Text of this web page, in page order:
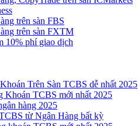
trên sàn FBS
trên sàn FXTM
10% phí giao dịch
Trên Sàn TCBS dễ nhất 2025
Khoán TCBS mới nhất 2025
hàng 2025
từ Ngân Hàng bất kỳ